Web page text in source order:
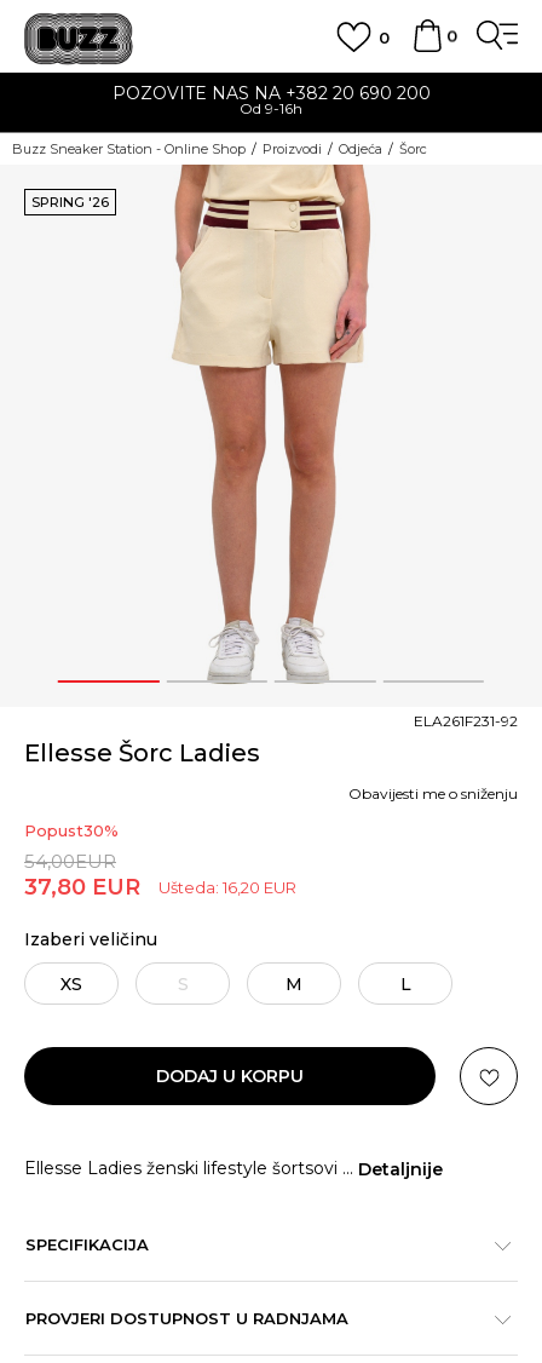
0
0
POZOVITE NAS NA +382 20 690 200
Od 9-16h
Buzz Sneaker Station - Online Shop Proizvodi Odjeća Šorc
1 2 3 4
SPRING '26
Ellesse Šorc Ladies
ELA261F231-92
Popust30%
54,00EUR
37,80 EUR Ušteda: 16,20 EUR
Obavijesti me o sniženju
Izaberi veličinu
XS S M L
DODAJ U KORPU
Ellesse Ladies ženski lifestyle šortsovi ... Detaljnije
SPECIFIKACIJA
PROVJERI DOSTUPNOST U RADNJAMA